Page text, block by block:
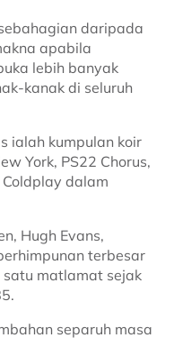
daripada
apabila
lebih banyak
kanak di seluruh
ialah kumpulan koir
York, PS22 Chorus,
dalam
Hugh Evans,
terbesar
matlamat sejak
separuh masa